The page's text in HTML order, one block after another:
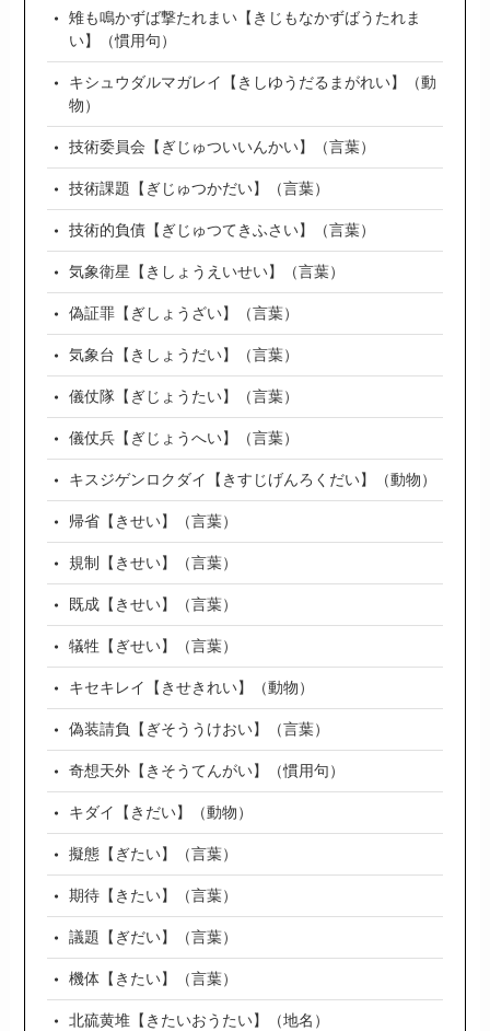
雉も鳴かずば撃たれまい【きじもなかずばうたれま
い】（慣用句）
キシュウダルマガレイ【きしゆうだるまがれい】（動
物）
技術委員会【ぎじゅついいんかい】（言葉）
技術課題【ぎじゅつかだい】（言葉）
技術的負債【ぎじゅつてきふさい】（言葉）
気象衛星【きしょうえいせい】（言葉）
偽証罪【ぎしょうざい】（言葉）
気象台【きしょうだい】（言葉）
儀仗隊【ぎじょうたい】（言葉）
儀仗兵【ぎじょうへい】（言葉）
キスジゲンロクダイ【きすじげんろくだい】（動物）
帰省【きせい】（言葉）
規制【きせい】（言葉）
既成【きせい】（言葉）
犠牲【ぎせい】（言葉）
キセキレイ【きせきれい】（動物）
偽装請負【ぎそううけおい】（言葉）
奇想天外【きそうてんがい】（慣用句）
キダイ【きだい】（動物）
擬態【ぎたい】（言葉）
期待【きたい】（言葉）
議題【ぎだい】（言葉）
機体【きたい】（言葉）
北硫黄堆【きたいおうたい】（地名）